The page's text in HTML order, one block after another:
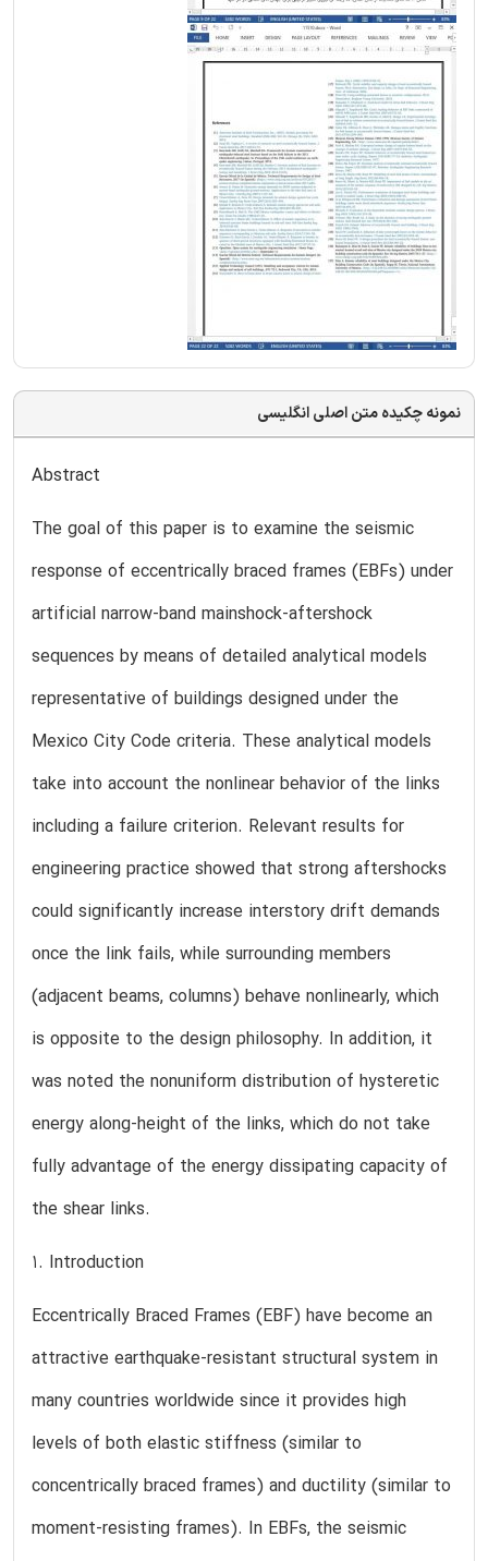
نمونه چکیده متن اصلی انگلیسی
Abstract
The goal of this paper is to examine the seismic
response of eccentrically braced frames (EBFs) under
artificial narrow-band mainshock-aftershock
sequences by means of detailed analytical models
representative of buildings designed under the
Mexico City Code criteria. These analytical models
take into account the nonlinear behavior of the links
including a failure criterion. Relevant results for
engineering practice showed that strong aftershocks
could significantly increase interstory drift demands
once the link fails, while surrounding members
(adjacent beams, columns) behave nonlinearly, which
is opposite to the design philosophy. In addition, it
was noted the nonuniform distribution of hysteretic
energy along-height of the links, which do not take
fully advantage of the energy dissipating capacity of
the shear links.
1. Introduction
Eccentrically Braced Frames (EBF) have become an
attractive earthquake-resistant structural system in
many countries worldwide since it provides high
levels of both elastic stiffness (similar to
concentrically braced frames) and ductility (similar to
moment-resisting frames). In EBFs, the seismic